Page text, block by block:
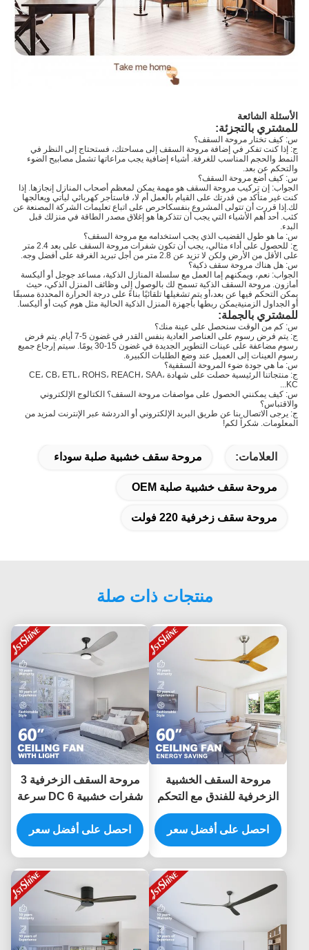
الأسئلة الشائعة
للمشتري بالتجزئة:
س: كيف تختار مروحة السقف؟
ج: إذا كنت تفكر في إضافة مروحة السقف إلى مساحتك، فستحتاج إلى النظر في
النمط والحجم المناسب للغرفة. أشياء إضافية يجب مراعاتها تشمل مصابيح الضوء
والتحكم عن بعد.
س: كيف أضع مروحة السقف؟
الجواب: إن تركيب مروحة السقف هو مهمة يمكن لمعظم أصحاب المنازل إنجازها. إذا
كنت غير متأكد من قدرتك على القيام بالعمل أم لا، فاستأجر كهربائي ليأتي ويعالجها
لك.إذا قررت أن تتولى المشروع بنفسكاحرص على اتباع تعليمات الشركة المصنعة عن
كثب. أحد أهم الأشياء التي يجب أن تتذكرها هو إغلاق مصدر الطاقة في منزلك قبل
البدء.
س: ما هو طول القضيب الذي يجب استخدامه مع مروحة السقف؟
ج: للحصول على أداء مثالي، يجب أن تكون شفرات مروحة السقف على بعد 2.4 متر
على الأقل من الأرض ولكن لا تزيد عن 2.8 متر من أجل تبريد الغرفة على أفضل وجه.
س: هل هناك مروحة سقف ذكية؟
الجواب: نعم، ويمكنهم إما العمل مع سلسلة المنازل الذكية، مساعد جوجل أو أليكسة
أمازون. مروحة السقف الذكية تسمح لك بالوصول إلى وظائف المنزل الذكي، حيث
يمكن التحكم فيها عن بعد،أو يتم تشغيلها تلقائيًا بناءً على درجة الحرارة المحددة مسبقًا
أو الجداول الزمنيةيمكن ربطها بأجهزة المنزل الذكية الحالية مثل هوم كيت أو أليكسا.
للمشتري بالجملة:
س: كم من الوقت سنحصل على عينة منك؟
ج: يتم فرض رسوم على العناصر العادية بنفس القدر في غضون 5-7 أيام. يتم فرض
رسوم مضاعفة على عينات التطوير الجديدة في غضون 15-30 يومًا. سيتم إرجاع جميع
رسوم العينات إلى العميل عند وضع الطلبات الكبيرة.
س: ما هي جودة ضوء المروحة السقفية؟
ج: منتجاتنا الرئيسية حصلت على شهادة CE، CB، ETL، ROHS، REACH، SAA،
KC...
س: كيف يمكنني الحصول على مواصفات مروحة السقف؟ الكتالوج الإلكتروني
والاقتباس؟
ج: يرجى الاتصال بنا عن طريق البريد الإلكتروني أو الدردشة عبر الإنترنت لمزيد من
المعلومات. شكراً لكم!
العلامات: مروحة سقف خشبية صلبة سوداء
مروحة سقف خشبية صلبة OEM
مروحة سقف زخرفية 220 فولت
منتجات ذات صلة
مروحة السقف الخشبية
الزخرفية للفندق مع التحكم
عن بعد بمحرك DC
احصل على أفضل سعر
مروحة السقف الزخرفية 3
شفرات خشبية DC 6 سرعة
التحكم عن بعد ضوضاء
منخفضة
احصل على أفضل سعر